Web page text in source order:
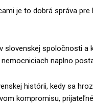
je to dobrá správa
slovenskej spoločnosti a
naplno
histórii, kedy sa
kompromisu,